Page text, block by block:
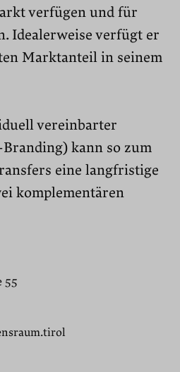
verfügen und für
Idealer­weise verfügt er
Markt­anteil in seinem
vereinbarter
kann so zum
eine langfristige
komplementären
55